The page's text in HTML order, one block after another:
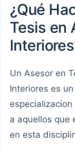
¿Qué
Tesis en
Un Asesor en
Interiores es
a aquellos que
en esta